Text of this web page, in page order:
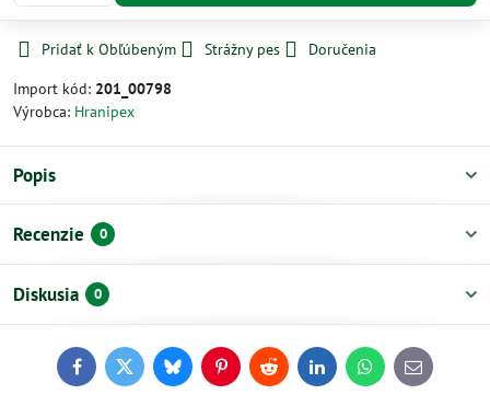
Pridať k Obľúbeným Strážny pes
Doručenia
Import kód: 201_00798
Výrobca: Hranipex
Popis
Recenzie 0
Diskusia 0
FacebookTwitterBlueskyPinterestReddit LinkedInWhatsApp
E-
mail